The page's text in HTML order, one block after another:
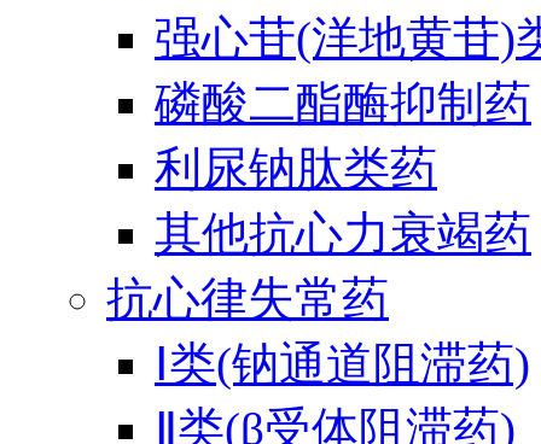
强心苷(洋地黄苷)
磷酸二酯酶抑制药
利尿钠肽类药
其他抗心力衰竭药
抗心律失常药
Ⅰ类(钠通道阻滞药)
Ⅱ类(β受体阻滞药)